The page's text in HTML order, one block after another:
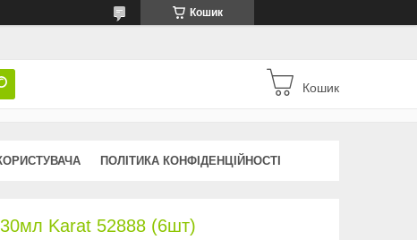
Кошик
Кошик
ПОЛІТИКА КОНФІДЕНЦІЙНОСТІ
Karat 52888 (6шт)